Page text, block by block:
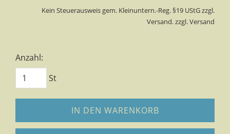
Kein Steuerausweis gem. Kleinuntern.-Reg. §19 UStG zzgl.
Versand. zzgl. Versand
Anzahl:
St
IN DEN WARENKORB